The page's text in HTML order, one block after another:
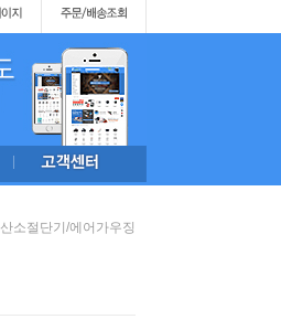
산소절단기/에어가우징